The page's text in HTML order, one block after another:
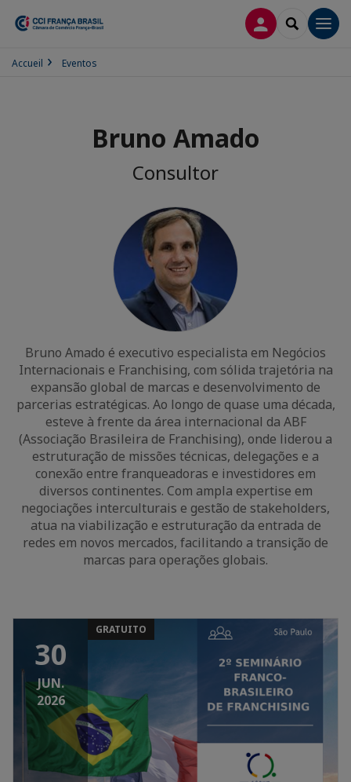
CONEXÃOSEARCH
Accueil Eventos
Bruno Amado
Consultor
Bruno Amado é executivo especialista em Negócios
Internacionais e Franchising, com sólida trajetória na
expansão global de marcas e desenvolvimento de
parcerias estratégicas. Ao longo de quase uma década,
esteve à frente da área internacional da ABF
(Associação Brasileira de Franchising), onde liderou a
estruturação de missões técnicas, delegações e a
conexão entre franqueadoras e investidores em
diversos continentes. Com ampla expertise em
negociações interculturais e gestão de stakeholders,
atua na viabilização e estruturação da entrada de
redes em novos mercados, facilitando a transição de
marcas para operações globais.
30
JUN.
2026
GRATUITO